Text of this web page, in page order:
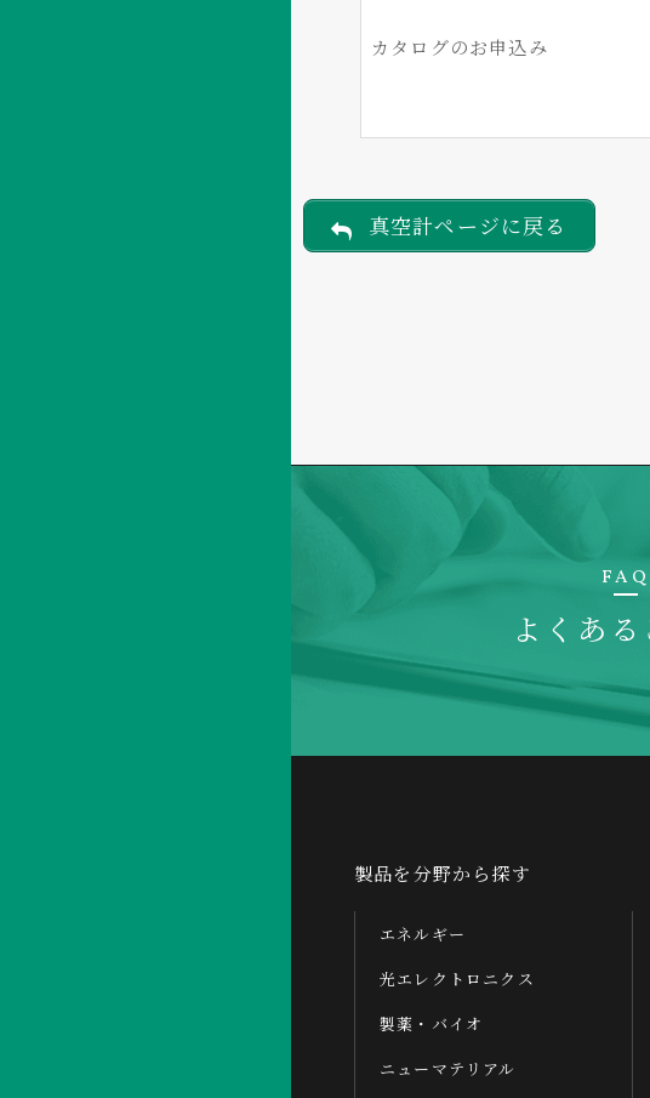
カタログのお申込み
真空計ページに戻る
FAQ
よくあ
製品を分野から探す
エネルギー
光エレクトロニクス
製薬・バイオ
ニューマテリアル